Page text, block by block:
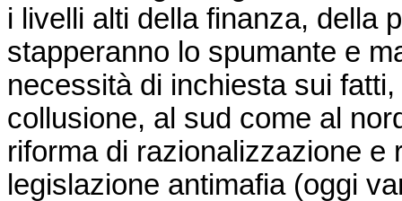
i livelli alti della finanza, della
stapperanno lo spumante e
necessità di inchiesta sui
collusione, al sud come al
riforma di razionalizzazione e
legislazione antimafia (oggi